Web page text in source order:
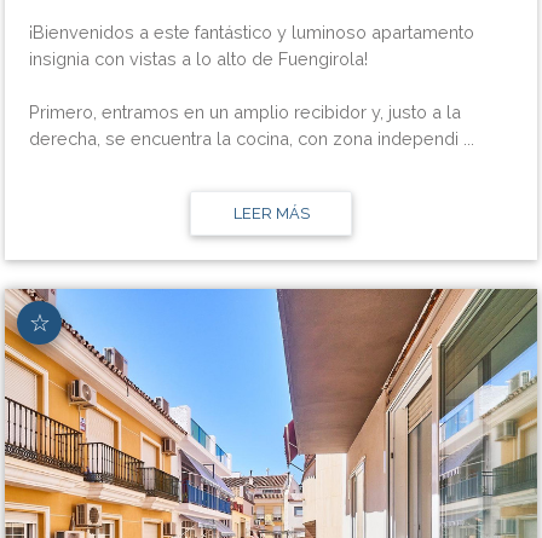
¡Bienvenidos a este fantástico y luminoso apartamento
insignia con vistas a lo alto de Fuengirola!
Primero, entramos en un amplio recibidor y, justo a la
derecha, se encuentra la cocina, con zona independi ...
LEER MÁS
☆